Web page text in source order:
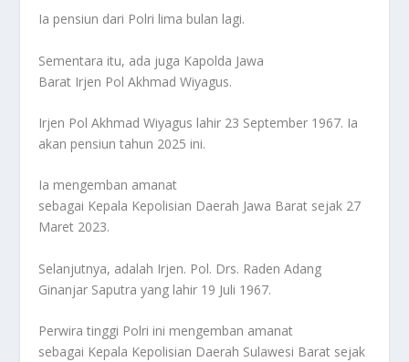
Ia pensiun dari Polri lima bulan lagi.
Sementara itu, ada juga Kapolda Jawa
Barat Irjen Pol Akhmad Wiyagus.
Irjen Pol Akhmad Wiyagus lahir 23 September 1967. Ia
akan pensiun tahun 2025 ini.
Ia mengemban amanat
sebagai Kepala Kepolisian Daerah Jawa Barat sejak 27
Maret 2023.
Selanjutnya, adalah Irjen. Pol. Drs. Raden Adang
Ginanjar Saputra yang lahir 19 Juli 1967.
Perwira tinggi Polri ini mengemban amanat
sebagai Kepala Kepolisian Daerah Sulawesi Barat sejak